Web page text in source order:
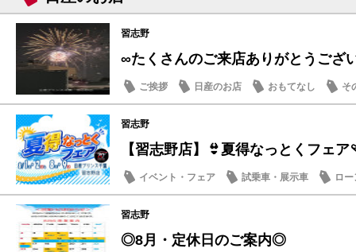
習志野
∞たくさんのご来店ありがとうござ
ご挨拶 日産のお店 おもてなし そ
習志野
【習志野店】👙夏得なっとくフェ
イベント・フェア 試乗車・展示車
ロー
日産のお店
習志野
◎8月・定休日のご案内◎